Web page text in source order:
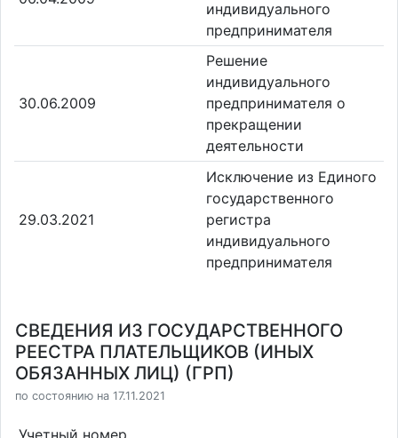
индивидуального
предпринимателя
30.06.2009
Решение
индивидуального
предпринимателя о
прекращении
деятельности
29.03.2021
Исключение из Единого
государственного
регистра
индивидуального
предпринимателя
СВЕДЕНИЯ ИЗ ГОСУДАРСТВЕННОГО
РЕЕСТРА ПЛАТЕЛЬЩИКОВ (ИНЫХ
ОБЯЗАННЫХ ЛИЦ) (ГРП)
по состоянию на 17.11.2021
Учетный номер